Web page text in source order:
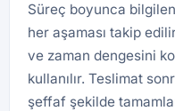
Süreç boyunca
her aşaması takip
ve zaman dengesini
kullanılır. Teslimat
şeffaf şekilde